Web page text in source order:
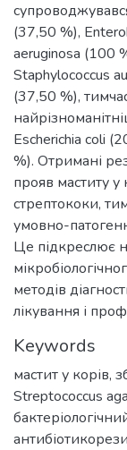
(37,50 %),
aeruginosa (100
Staphylococcus
(37,50 %),
Escherichia coli
%). Отримані
прояв маститу
стрептококи,
умовно-
Це підкреслює
методів
лікування і
Keywords
мастит у корів,
Streptococcus